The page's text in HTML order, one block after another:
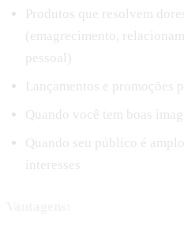
Produtos que resolvem
(emagrecimento,
pessoal)
Lançamentos e promoções
Quando você tem boas
Quando seu público é
interesses